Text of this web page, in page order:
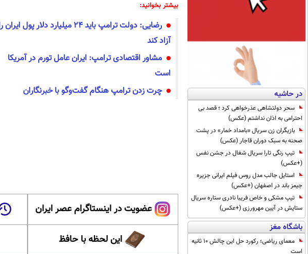
در حاشیه
سحر دولتشاهی عذرخواهی کرد ؛ قصد بی
احترامی به اذان نداشتم (عکس)
بازیگران زن سریال «بامداد خمار» در پشت
صحنه به سبک دوران قاجار (عکس)
تیپ رنگی تارا سریال شغال در جشن نفس
(+عکس)
استایل جالب مدل روس فیلم ایرانی جزیره
جیمز باند در اصفهان (+عکس)
تیپ مشکی و خاص فریبا نادری ستاره سریال
ستایش در آیین مهرورزی (+عکس)
باشگاه مغز
معمای ریاضی؛ رکورد حل این چالش 10 ثانیه
است
بیشتر بخوانید:
رضایی: دولت ترامپ باید ۲۴ میلیارد دلار پول ایران
آزاد کند
مشاور اقتصادی ترامپ: ایران عامل تورم در آمریکا
است
چرت زدن ترامپ هنگام گفت‌و‌گو با خبرنگاران
عضویت در اینستاگرام عصر ایران
این لحظه با حافظ